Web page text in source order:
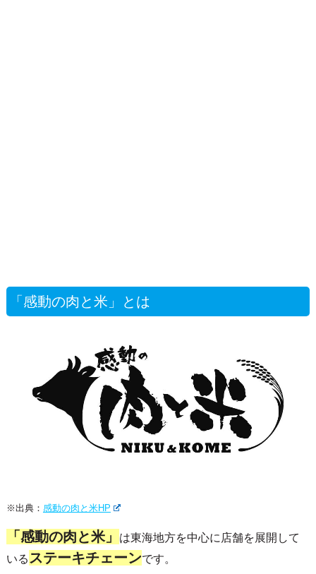
「感動の肉と米」とは
※出典： 感動の肉と米HP
「感動の肉と米」
は東海地方を中心に店舗を展開して
いる ステーキチェーンです。